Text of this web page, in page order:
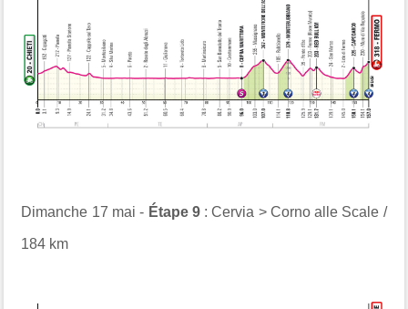
Dimanche 17 mai - Étape 9: Cervia > Corno alle Scale /
184 km